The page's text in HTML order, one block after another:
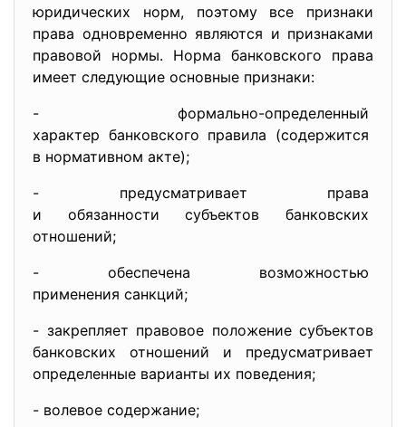
юридических норм, поэтому все признаки
права одновременно являются и признаками
правовой нормы. Норма банковского права
имеет следующие основные признаки:
- формально-определенный
характер банковского правила (содержится
в нормативном акте);
- предусматривает права
и обязанности субъектов банковских
отношений;
- обеспечена возможностью
применения санкций;
- закрепляет правовое положение субъектов
банковских отношений и предусматривает
определенные варианты их поведения;
- волевое содержание;